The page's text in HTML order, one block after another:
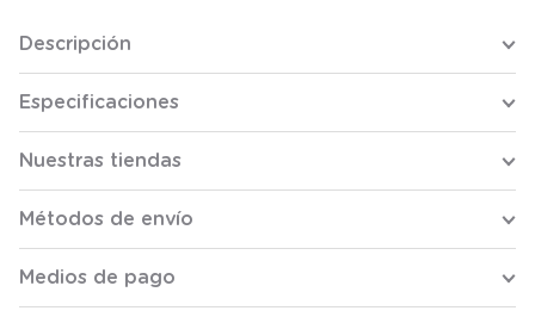
Descripción
Especificaciones
Nuestras tiendas
Métodos de envío
Medios de pago